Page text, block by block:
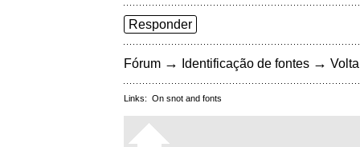
Responder
Fórum → Identificação de fontes →
Links: On snot and fonts